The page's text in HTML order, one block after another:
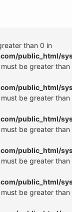
than 0 in
public_html/
be greater than
public_html/
be greater than
public_html/
be greater than
public_html/
be greater than
public_html/
be greater than